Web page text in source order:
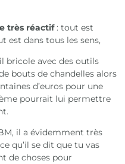
très réactif: tout est
dans tous les sens,
bricole avec des outils
bouts de chandelles alors
d’euros pour une
pourrait lui permettre
il a évidemment très
qu’il se dit que tu vas
de choses pour